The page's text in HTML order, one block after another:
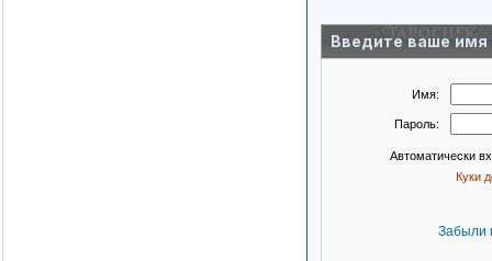
Введите ваше имя
Имя:
Пароль:
Автоматически
Куки
Забыли